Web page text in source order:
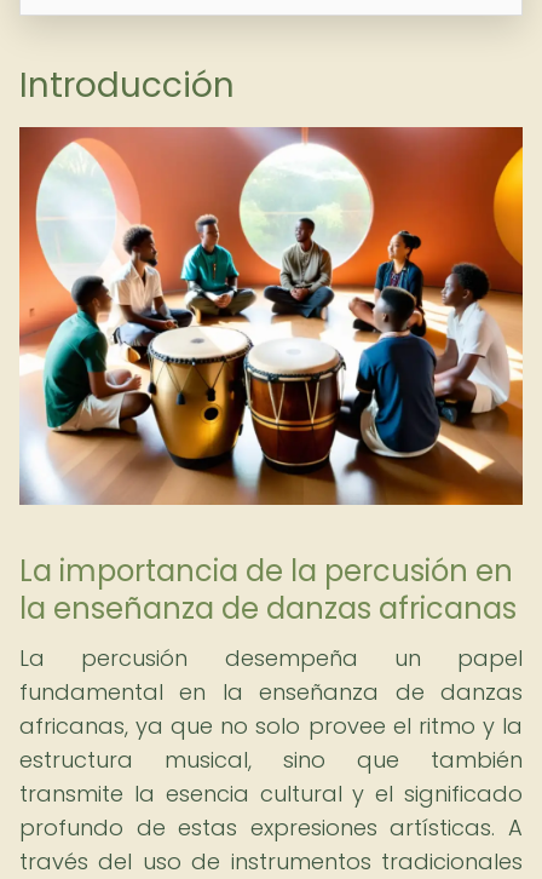
Introducción
La importancia de la percusión en
la enseñanza de danzas africanas
La percusión desempeña un papel
fundamental en la enseñanza de danzas
africanas, ya que no solo provee el ritmo y la
estructura musical, sino que también
transmite la esencia cultural y el significado
profundo de estas expresiones artísticas. A
través del uso de instrumentos tradicionales